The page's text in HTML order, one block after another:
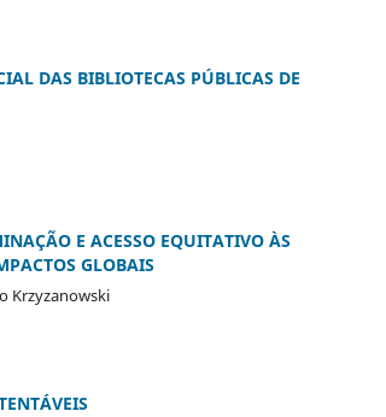
DAS BIBLIOTECAS PÚBLICAS DE
E ACESSO EQUITATIVO ÀS
GLOBAIS
Krzyzanowski